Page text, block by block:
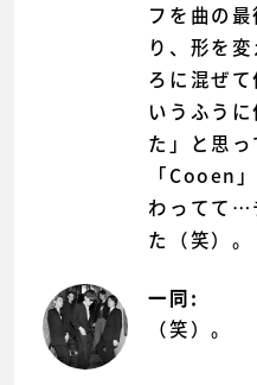
フを曲の
り、形を
ろに混ぜ
いうふう
た」と思
「Cooen
わってて…
た（笑）。
一同:
（笑）。